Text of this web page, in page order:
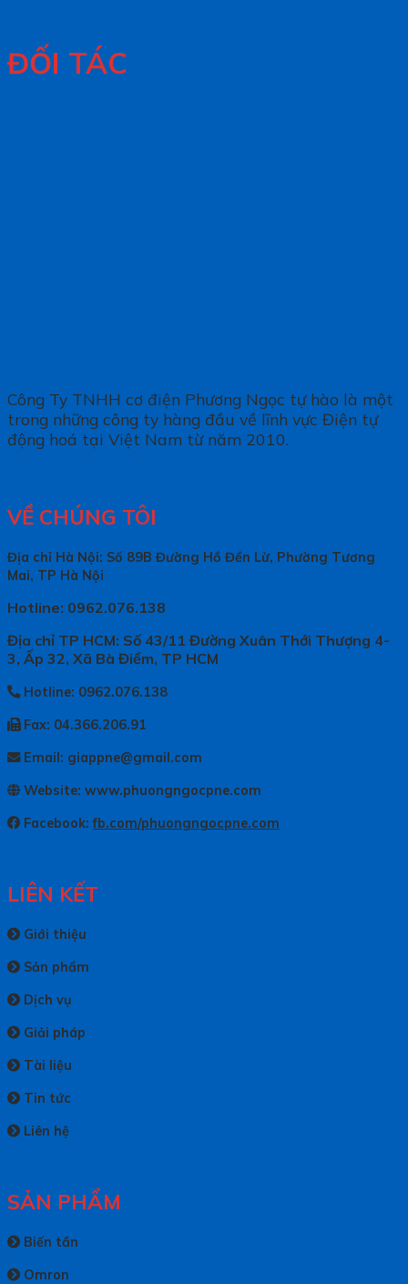
ĐỐI TÁC
Công Ty TNHH cơ điện Phương Ngọc tự hào là một
trong những công ty hàng đầu về lĩnh vực Điện tự
động hoá tại Việt Nam từ năm 2010.
VỀ CHÚNG TÔI
Địa chỉ Hà Nội: Số 89B Đường Hồ Đền Lừ, Phường Tương
Mai, TP Hà Nội
Hotline: 0962.076.138
Địa chỉ TP HCM: Số 43/11 Đường Xuân Thới Thượng 4-
3, Ấp 32, Xã Bà Điểm, TP HCM
Hotline: 0962.076.138
Fax: 04.366.206.91
Email: giappne@gmail.com
Website: www.phuongngocpne.com
Facebook:fb.com/phuongngocpne.com
LIÊN KẾT
Giới thiệu
Sản phẩm
Dịch vụ
Giải pháp
Tài liệu
Tin tức
Liên hệ
SẢN PHẨM
Biến tần
Omron